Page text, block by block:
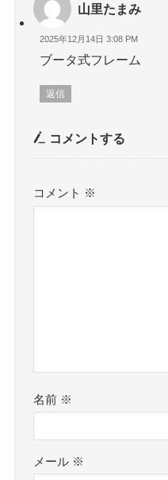
山里たまみ
2025年12月14日 3:08 PM
ブータ式フレーム
返信
コメントする
コメント ※
名前 ※
メール ※